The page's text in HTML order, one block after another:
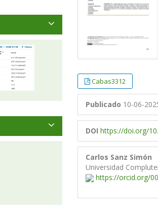
Cabas3312
Publicado 10-06-
DOI https://doi.org/
Carlos Sanz Simón
Universidad
https://orcid.org/